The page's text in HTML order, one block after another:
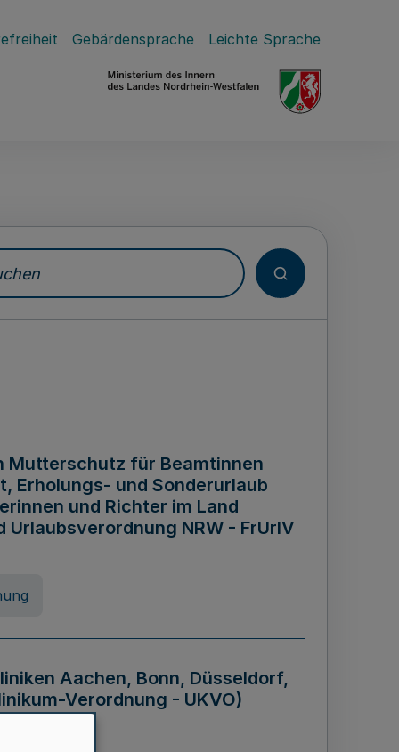
Gebärdensprache Leichte Sprache
Mutterschutz für Beamtinnen
Erholungs- und Sonderurlaub
und Richter im Land
NRW - FrUrlV
Aachen, Bonn, Düsseldorf,
Verordnung - UKVO)